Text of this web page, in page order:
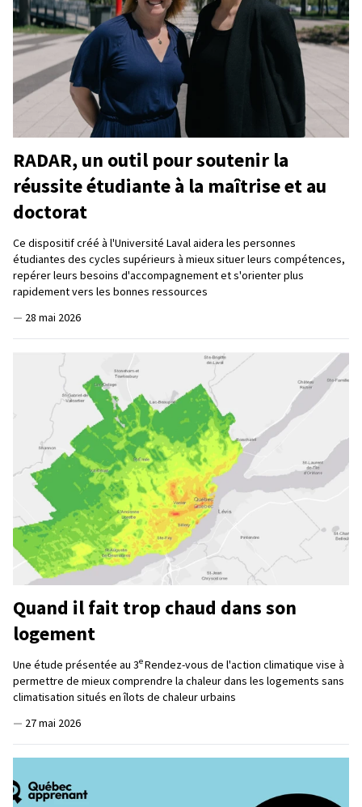
RADAR, un outil pour soutenir la
réussite étudiante à la maîtrise et au
doctorat
Ce dispositif créé à l'Université Laval aidera les personnes
étudiantes des cycles supérieurs à mieux situer leurs compétences,
repérer leurs besoins d'accompagnement et s'orienter plus
rapidement vers les bonnes ressources
— 28 mai 2026
Quand il fait trop chaud dans son
logement
Une étude présentée au 3eRendez-vous de l'action climatique vise à
permettre de mieux comprendre la chaleur dans les logements sans
climatisation situés en îlots de chaleur urbains
— 27 mai 2026